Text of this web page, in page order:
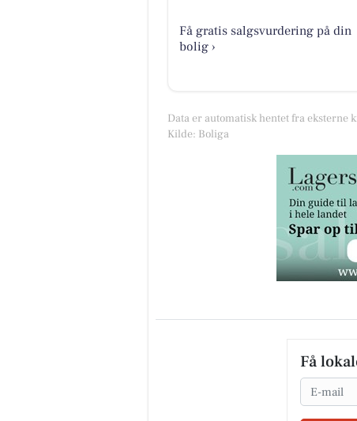
Få gratis salgsvurdering på din
bolig ›
Data er automatisk hentet fra eksterne
Kilde: Boliga
Få
Email